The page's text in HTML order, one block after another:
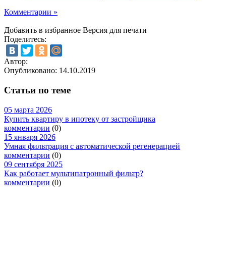
Комментарии »
Добавить в избранное Версия для печати
Поделитесь:
Автор:
Опубликовано: 14.10.2019
Статьи по теме
05 марта 2026
Купить квартиру в ипотеку от застройщика
комментарии (0)
15 января 2026
Умная фильтрация с автоматической регенерацией
комментарии (0)
09 сентября 2025
Как работает мультипатронный фильтр?
комментарии (0)